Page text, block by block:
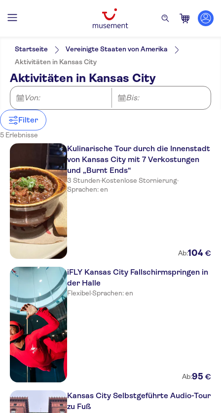
Filter
Min. € Max.
Ticketoptionen
Sofortbestätigung
Kostenloser Rücktritt
Eintritte inbegriffen
Geführte Tour
Kleine Gruppengröße
Führung mit Audioguide
Offizieller Reseller
Kategorien
Indoor-Aktivitäten
Attraktionen und Führungen
Ausflüge und Tagestouren
Essen & Getränke
Englisch
Startseite
Vereinigte Staaten von Amerika
Aktivitäten in Kansas City
Aktivitäten in Kansas City
Von: Bis:
Filter
5 Erlebnisse
Kulinarische Tour durch die Innenstadt
von Kansas City mit 7 Verkostungen
und „Burnt Ends“
3 Stunden·Kostenlose Stornierung·
Sprachen: en
Ab:104 €
iFLY Kansas City Fallschirmspringen in
der Halle
Flexibel·Sprachen: en
Ab:95 €
Kansas City Selbstgeführte Audio-Tour
zu Fuß